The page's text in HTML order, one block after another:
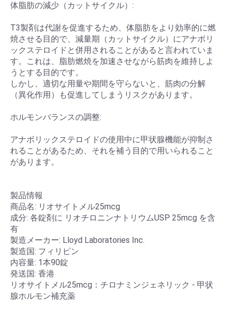
体脂肪の減少（カットサイクル）:
T3製剤は代謝を促進するため、体脂肪をより効率的に燃
焼させる目的で、減量期（カットサイクル）にアナボリ
ックステロイドと併用されることがあると言われていま
す。これは、脂肪燃焼を加速させながら筋肉を維持しよ
うとする目的です。
しかし、適切な用量や期間を守らないと、筋肉の分解
（異化作用）も促進してしまうリスクがあります。
ホルモンバランスの調整:
アナボリックステロイドの使用中に甲状腺機能が抑制さ
れることがあるため、それを補う目的で用いられること
があります。
製品情報
商品名: リオサイトメル25mcg
成分: 各錠剤に リオチロニンナトリウムUSP 25mcg を含
有
製造メーカー: Lloyd Laboratories Inc.
製造国: フィリピン
内容量: 1本90錠
発送国: 香港
リオサイトメル25mcg：チロナミンジェネリック - 甲状
腺ホルモン補充薬